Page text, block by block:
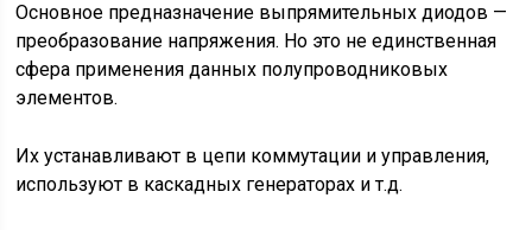
Основное предназначение выпрямительных диодов —
преобразование напряжения. Но это не единственная
сфера применения данных полупроводниковых
элементов.
Их устанавливают в цепи коммутации и управления,
используют в каскадных генераторах и т.д.